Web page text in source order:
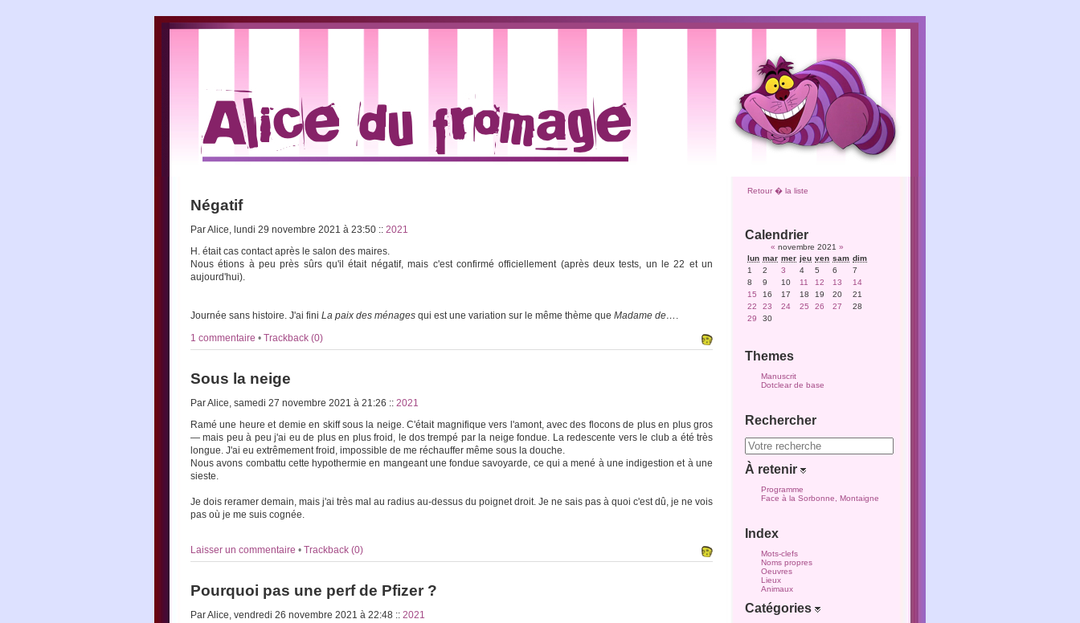
Négatif
Par Alice, lundi 29 novembre 2021 à 23:50 :: 2021
H. était cas contact après le salon des maires.
Nous étions à peu près sûrs qu'il était négatif, mais c'est confirmé officiellement (après deux tests, un le 22 et un
aujourd'hui).
Journée sans histoire. J'ai fini La paix des ménages qui est une variation sur le même thème que Madame de… .
1 commentaire • Trackback (0)
Sous la neige
Par Alice, samedi 27 novembre 2021 à 21:26 :: 2021
Ramé une heure et demie en skiff sous la neige. C'était magnifique vers l'amont, avec des flocons de plus en plus gros
— mais peu à peu j'ai eu de plus en plus froid, le dos trempé par la neige fondue. La redescente vers le club a été très
longue. J'ai eu extrêmement froid, impossible de me réchauffer même sous la douche.
Nous avons combattu cette hypothermie en mangeant une fondue savoyarde, ce qui a mené à une indigestion et à une
sieste.
Je dois reramer demain, mais j'ai très mal au radius au-dessus du poignet droit. Je ne sais pas à quoi c'est dû, je ne vois
pas où je me suis cognée.
Laisser un commentaire • Trackback (0)
Pourquoi pas une perf de Pfizer ?
Par Alice, vendredi 26 novembre 2021 à 22:48 :: 2021
Retour � la liste
Calendrier
« novembre 2021 »
lun mar mer jeu ven sam dim
1
2 3 4 5 6
7
8
9 10 11 12 13
14
15
16 17 18 19 20
21
22
23 24 25 26 27
28
29
30
Themes
Manuscrit
Dotclear de base
Rechercher
À retenir
Programme
Face à la Sorbonne, Montaigne
Index
Mots-clefs
Noms propres
Oeuvres
Lieux
Animaux
Catégories